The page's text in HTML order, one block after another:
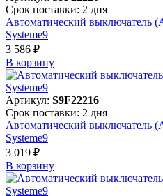
Срок поставки: 2 дня
Автоматический выключатель
Systeme9
3 586 ₽
В корзинy
Артикул: S9F22216
Срок поставки: 2 дня
Автоматический выключатель
Systeme9
3 019 ₽
В корзинy